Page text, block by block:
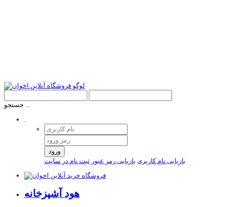
جستجو ...
.
ورود
بازیابی نام کاربری بازیابی رمز عبور ثبت نام در سایت
هود آشپزخانه